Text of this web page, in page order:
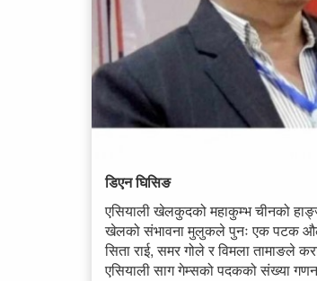
डिएन घिसिङ
एसियाली खेलकुदको महाकुम्भ चीनको
खेलको संभावना मुलुकले पुनः एक पटक
सिता राई, समर गोले र विमला तामाङले
एसियाली साग गेम्सको पदकको संख्या